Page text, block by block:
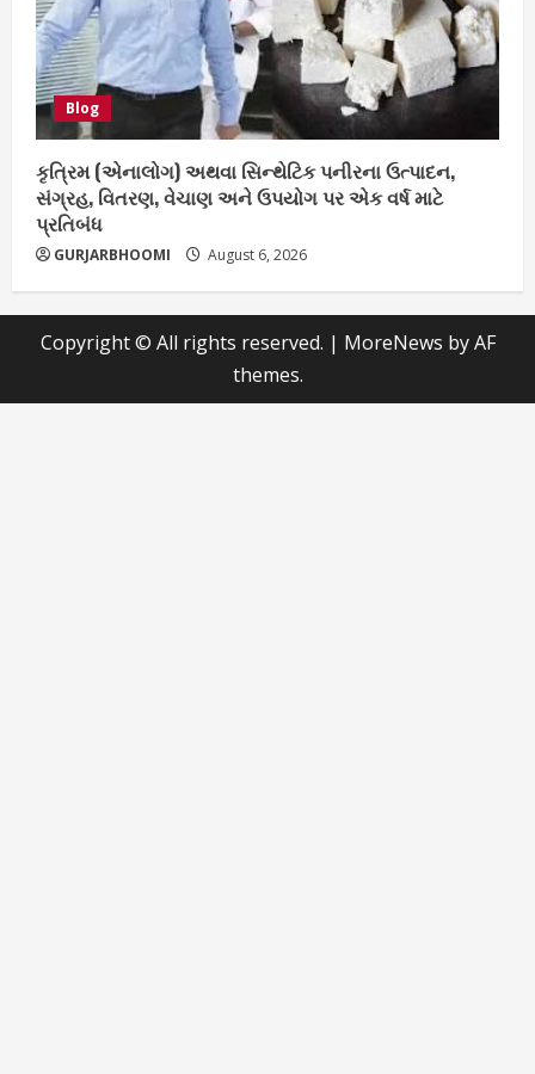
Blog
કૃત્રિમ (એનાલોગ) અથવા સિન્થેટિક પનીરના ઉત્પાદન,
સંગ્રહ, વિતરણ, વેચાણ અને ઉપયોગ પર એક વર્ષ માટે
પ્રતિબંધ
GURJARBHOOMI August 6, 2026
Copyright © All rights reserved. | MoreNews by AF
themes.